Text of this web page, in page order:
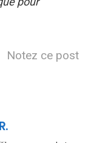
Notez ce post